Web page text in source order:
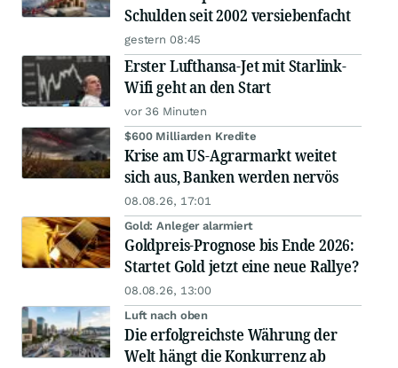
Schulden seit 2002 versiebenfacht
gestern 08:45
Erster Lufthansa-Jet mit Starlink-
Wifi geht an den Start
vor 36 Minuten
$600 Milliarden Kredite
Krise am US-Agrarmarkt weitet
sich aus, Banken werden nervös
08.08.26, 17:01
Gold: Anleger alarmiert
Goldpreis-Prognose bis Ende 2026:
Startet Gold jetzt eine neue Rallye?
08.08.26, 13:00
Luft nach oben
Die erfolgreichste Währung der
Welt hängt die Konkurrenz ab